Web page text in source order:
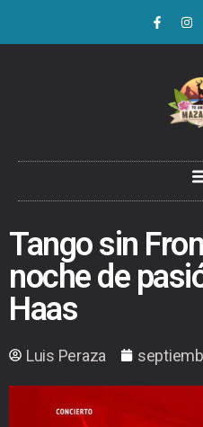
Tango sin
noche de
Haas
Luis Peraza